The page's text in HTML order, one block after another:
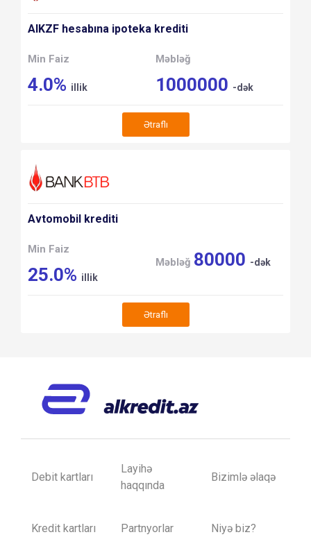
AIKZF hesabına ipoteka krediti
Min Faiz
4.0% illik
Məbləğ
1000000 -dək
Ətraflı
Avtomobil krediti
Min Faiz
25.0% illik
Məbləğ 80000 -dək
Ətraflı
Debit kartları
Kredit kartları
Layihə
haqqında
Partnyorlar
Bizimlə əlaqə
Niyə biz?